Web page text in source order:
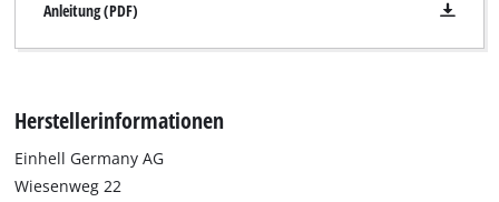
Anleitung (PDF)
Herstellerinformationen
Einhell Germany AG
Wiesenweg 22